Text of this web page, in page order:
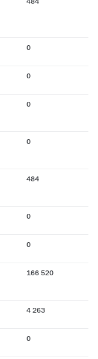
0
0
0
0
484
0
0
166 520
4 263
0